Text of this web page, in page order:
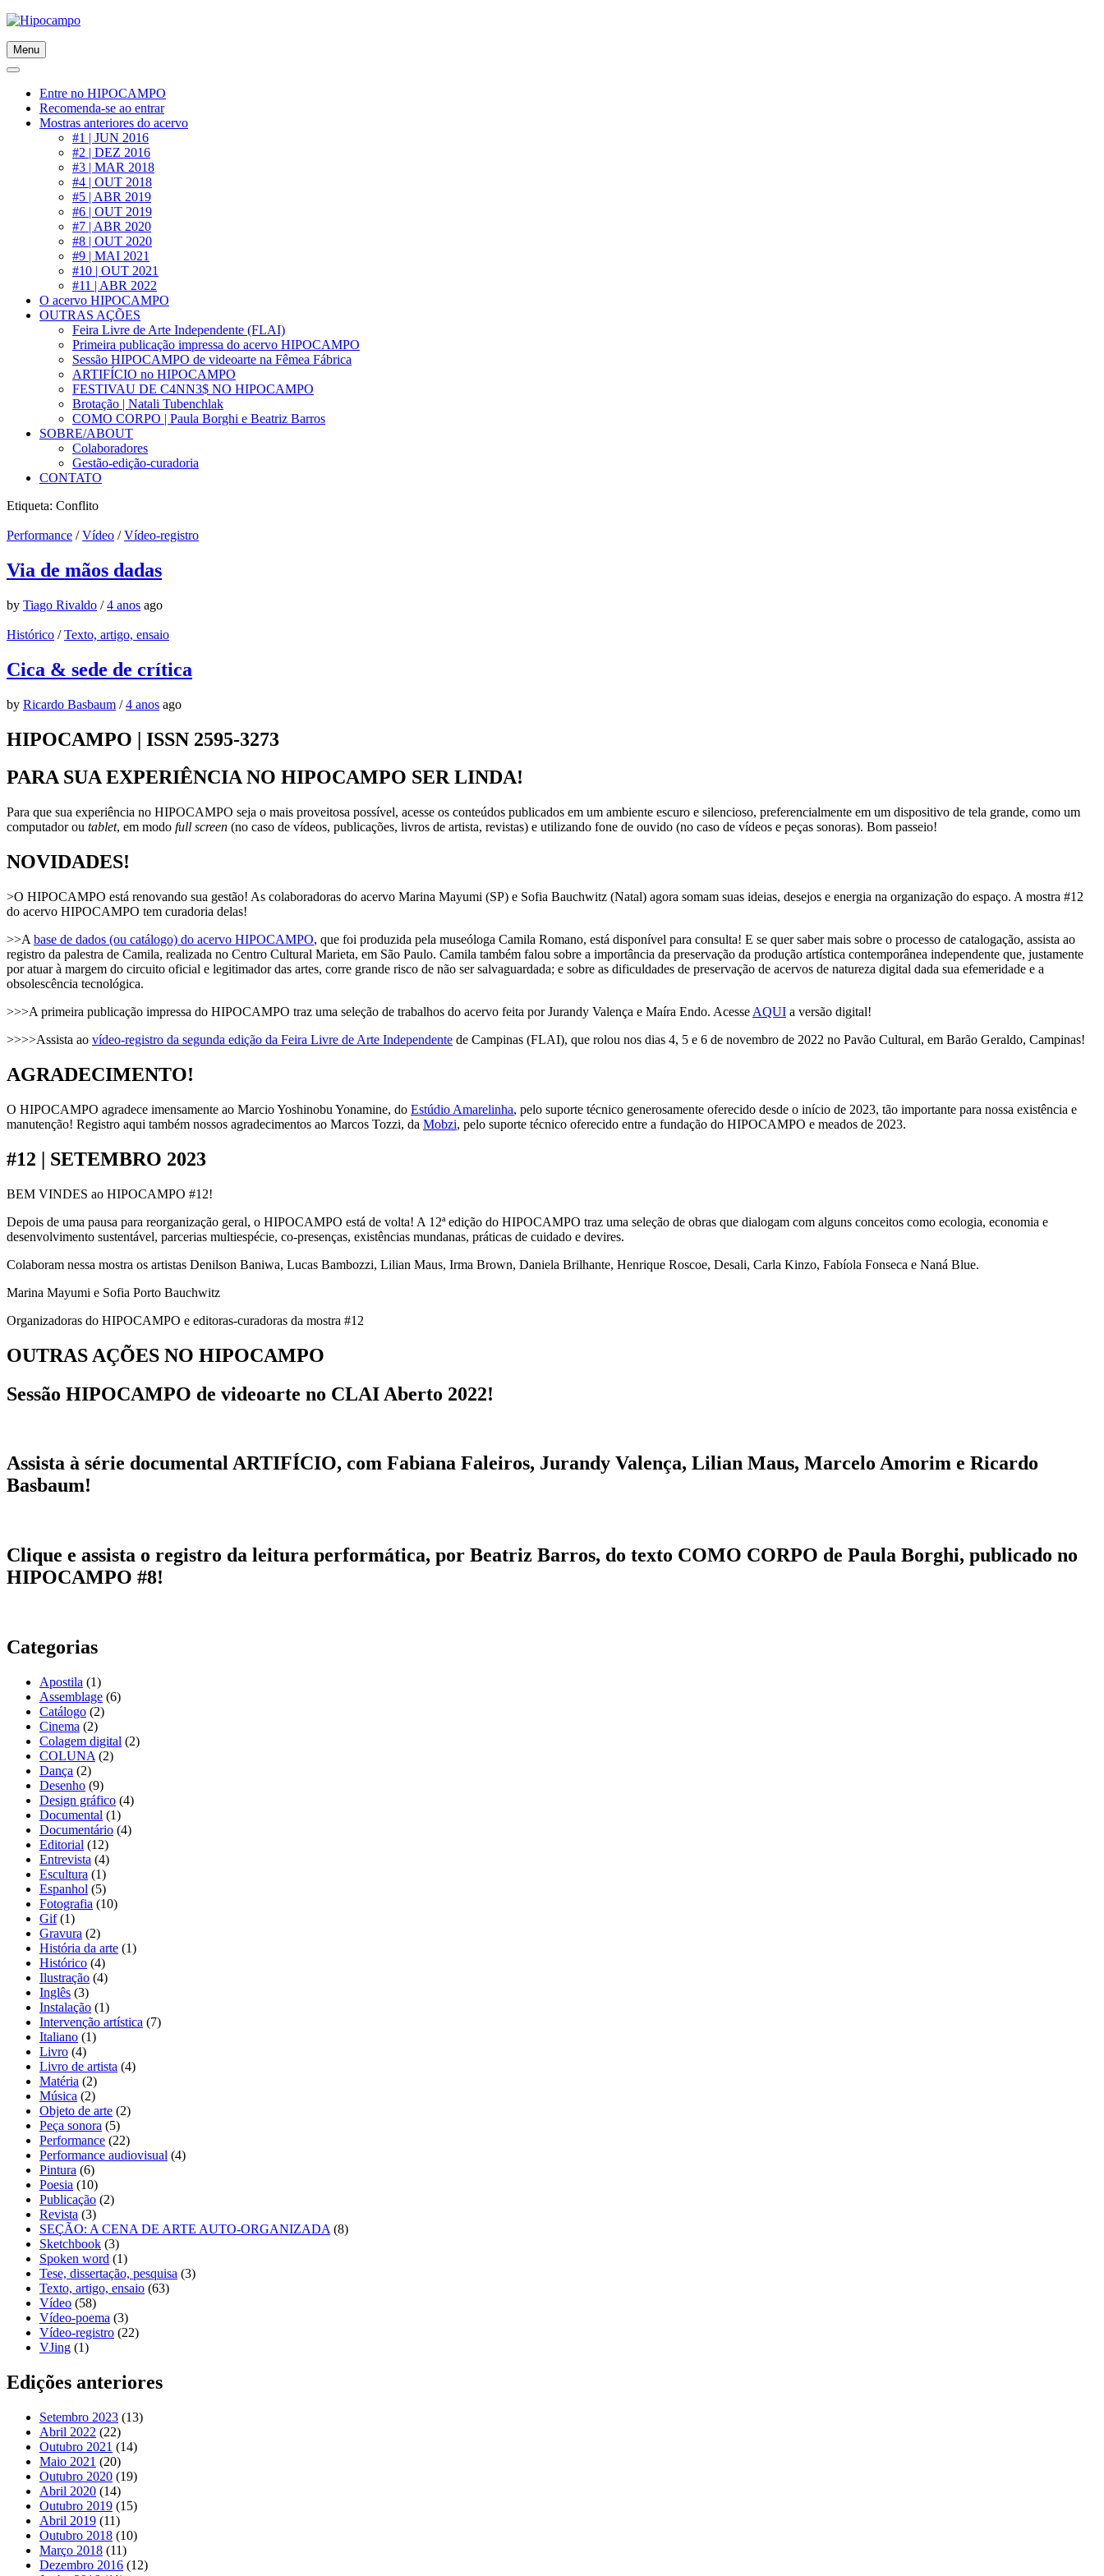
Skip
content
Menu
Entre no HIPOCAMPO
Recomenda-se ao entrar
Mostras anteriores do acervo
#1 | JUN 2016
#2 | DEZ 2016
#3 | MAR 2018
#4 | OUT 2018
#5 | ABR 2019
#6 | OUT 2019
#7 | ABR 2020
#8 | OUT 2020
#9 | MAI 2021
#10 | OUT 2021
#11 | ABR 2022
O acervo HIPOCAMPO
OUTRAS AÇÕES
Feira Livre de Arte Independente (FLAI)
Primeira publicação impressa do acervo HIPOCAMPO
Sessão HIPOCAMPO de videoarte na Fêmea Fábrica
ARTIFÍCIO no HIPOCAMPO
FESTIVAU DE C4NN3$ NO HIPOCAMPO
Brotação | Natali Tubenchlak
COMO CORPO | Paula Borghi e Beatriz Barros
SOBRE/ABOUT
Colaboradores
Gestão-edição-curadoria
CONTATO
Etiqueta: Conflito
Performance /Vídeo /Vídeo-registro
Via de mãos dadas
by Tiago Rivaldo /4 anos ago
Histórico /Texto, artigo, ensaio
Cica & sede de crítica
by Ricardo Basbaum /4 anos ago
HIPOCAMPO | ISSN 2595-3273
PARA SUA EXPERIÊNCIA NO HIPOCAMPO SER LINDA!
Para que sua experiência no HIPOCAMPO seja o mais proveitosa possível, acesse os conteúdos publicados em um ambiente escuro e silencioso, preferencialmente em um dispositivo de tela grande, como um
computador ou tablet, em modo full screen (no caso de vídeos, publicações, livros de artista, revistas) e utilizando fone de ouvido (no caso de vídeos e peças sonoras). Bom passeio!
NOVIDADES!
>O HIPOCAMPO está renovando sua gestão! As colaboradoras do acervo Marina Mayumi (SP) e Sofia Bauchwitz (Natal) agora somam suas ideias, desejos e energia na organização do espaço. A mostra #12
do acervo HIPOCAMPO tem curadoria delas!
>>A base de dados (ou catálogo) do acervo HIPOCAMPO, que foi produzida pela museóloga Camila Romano, está disponível para consulta! E se quer saber mais sobre o processo de catalogação, assista ao
registro da palestra de Camila, realizada no Centro Cultural Marieta, em São Paulo. Camila também falou sobre a importância da preservação da produção artística contemporânea independente que, justamente
por atuar à margem do circuito oficial e legitimador das artes, corre grande risco de não ser salvaguardada; e sobre as dificuldades de preservação de acervos de natureza digital dada sua efemeridade e a
obsolescência tecnológica.
>>>A primeira publicação impressa do HIPOCAMPO traz uma seleção de trabalhos do acervo feita por Jurandy Valença e Maíra Endo. Acesse AQUI a versão digital!
>>>>Assista ao vídeo-registro da segunda edição da Feira Livre de Arte Independente de Campinas (FLAI), que rolou nos dias 4, 5 e 6 de novembro de 2022 no Pavão Cultural, em Barão Geraldo, Campinas!
AGRADECIMENTO!
O HIPOCAMPO agradece imensamente ao Marcio Yoshinobu Yonamine, do Estúdio Amarelinha, pelo suporte técnico generosamente oferecido desde o início de 2023, tão importante para nossa existência e
manutenção! Registro aqui também nossos agradecimentos ao Marcos Tozzi, da Mobzi, pelo suporte técnico oferecido entre a fundação do HIPOCAMPO e meados de 2023.
#12 | SETEMBRO 2023
BEM VINDES ao HIPOCAMPO #12!
Depois de uma pausa para reorganização geral, o HIPOCAMPO está de volta! A 12ª edição do HIPOCAMPO traz uma seleção de obras que dialogam com alguns conceitos como ecologia, economia e
desenvolvimento sustentável, parcerias multiespécie, co-presenças, existências mundanas, práticas de cuidado e devires.
Colaboram nessa mostra os artistas Denilson Baniwa, Lucas Bambozzi, Lilian Maus, Irma Brown, Daniela Brilhante, Henrique Roscoe, Desali, Carla Kinzo, Fabíola Fonseca e Naná Blue.
Marina Mayumi e Sofia Porto Bauchwitz
Organizadoras do HIPOCAMPO e editoras-curadoras da mostra #12
OUTRAS AÇÕES NO HIPOCAMPO
Sessão HIPOCAMPO de videoarte no CLAI Aberto 2022!
Assista à série documental ARTIFÍCIO, com Fabiana Faleiros, Jurandy Valença, Lilian Maus, Marcelo Amorim e Ricardo
Basbaum!
Clique e assista o registro da leitura performática, por Beatriz Barros, do texto COMO CORPO de Paula Borghi, publicado no
HIPOCAMPO #8!
Categorias
Apostila (1)
Assemblage (6)
Catálogo (2)
Cinema (2)
Colagem digital (2)
COLUNA (2)
Dança (2)
Desenho (9)
Design gráfico (4)
Documental (1)
Documentário (4)
Editorial (12)
Entrevista (4)
Escultura (1)
Espanhol (5)
Fotografia (10)
Gif(1)
Gravura (2)
História da arte (1)
Histórico (4)
Ilustração (4)
Inglês (3)
Instalação (1)
Intervenção artística (7)
Italiano (1)
Livro (4)
Livro de artista (4)
Matéria (2)
Música (2)
Objeto de arte (2)
Peça sonora (5)
Performance (22)
Performance audiovisual (4)
Pintura (6)
Poesia (10)
Publicação (2)
Revista (3)
SEÇÃO: A CENA DE ARTE AUTO-ORGANIZADA (8)
Sketchbook (3)
Spoken word (1)
Tese, dissertação, pesquisa (3)
Texto, artigo, ensaio (63)
Vídeo (58)
Vídeo-poema (3)
Vídeo-registro (22)
VJing (1)
Edições anteriores
Setembro 2023 (13)
Abril 2022 (22)
Outubro 2021 (14)
Maio 2021 (20)
Outubro 2020 (19)
Abril 2020 (14)
Outubro 2019 (15)
Abril 2019 (11)
Outubro 2018 (10)
Março 2018 (11)
Dezembro 2016 (12)